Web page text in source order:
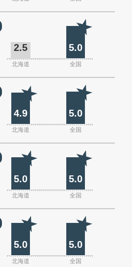
2.5 5.0
北海道 全国
4.9 5.0
北海道 全国
5.0 5.0
北海道 全国
5.0 5.0
北海道 全国